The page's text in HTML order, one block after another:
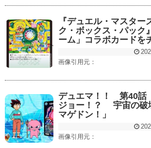
『デュエル・マスター
ク・ボックス・パック
ーム」コラボカードを
画像引用元：
デュエマ！！ 第40話
ジョー！？ 宇宙の破
マゲドン！」
画像引用元：